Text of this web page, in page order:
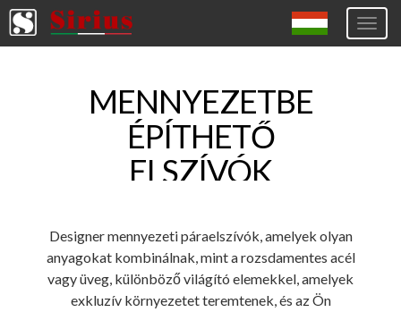
MENNYEZETBE
ÉPÍTHETŐ
ELSZÍVÓK
Designer mennyezeti páraelszívók, amelyek olyan
anyagokat kombinálnak, mint a rozsdamentes acél
vagy üveg, különböző világító elemekkel, amelyek
exkluzív környezetet teremtenek, és az Ön
Italia
USA
Canada
Germany
Hungary